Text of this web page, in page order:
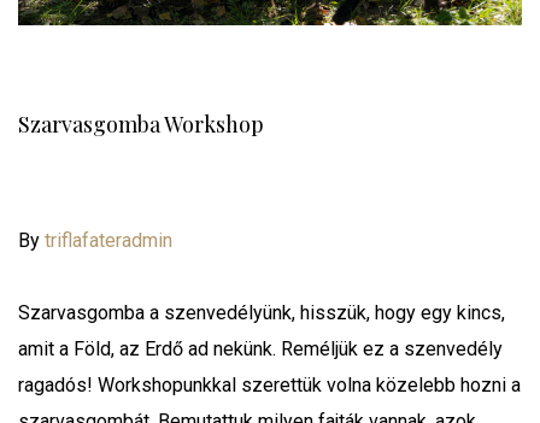
Szarvasgomba Workshop
By triflafateradmin
Szarvasgomba a szenvedélyünk, hisszük, hogy egy kincs,
amit a Föld, az Erdő ad nekünk. Reméljük ez a szenvedély
ragadós! Workshopunkkal szerettük volna közelebb hozni a